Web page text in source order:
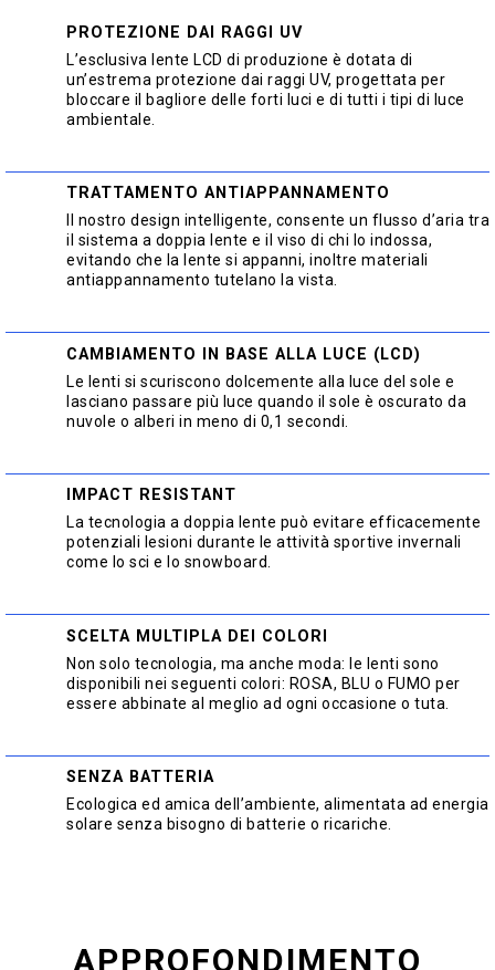
PROTEZIONE DAI RAGGI UV
L’esclusiva lente LCD di produzione è dotata di
un’estrema protezione dai raggi UV, progettata per
bloccare il bagliore delle forti luci e di tutti i tipi di luce
ambientale.
TRATTAMENTO ANTIAPPANNAMENTO
Il nostro design intelligente, consente un flusso d’aria tra
il sistema a doppia lente e il viso di chi lo indossa,
evitando che la lente si appanni, inoltre materiali
antiappannamento tutelano la vista.
CAMBIAMENTO IN BASE ALLA LUCE (LCD)
Le lenti si scuriscono dolcemente alla luce del sole e
lasciano passare più luce quando il sole è oscurato da
nuvole o alberi in meno di 0,1 secondi.
IMPACT RESISTANT
La tecnologia a doppia lente può evitare efficacemente
potenziali lesioni durante le attività sportive invernali
come lo sci e lo snowboard.
SCELTA MULTIPLA DEI COLORI
Non solo tecnologia, ma anche moda: le lenti sono
disponibili nei seguenti colori: ROSA, BLU o FUMO per
essere abbinate al meglio ad ogni occasione o tuta.
SENZA BATTERIA
Ecologica ed amica dell’ambiente, alimentata ad energia
solare senza bisogno di batterie o ricariche.
APPROFONDIMENTO